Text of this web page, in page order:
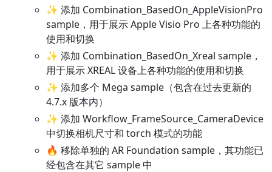
✨ 添加 Combination_BasedOn_AppleVisionPro
sample，用于展示 Apple Visio Pro 上各种功能的
使用和切换
✨ 添加 Combination_BasedOn_Xreal sample，
用于展示 XREAL 设备上各种功能的使用和切换
✨ 添加多个 Mega sample（包含在过去更新的
4.7.x 版本内）
✨ 添加 Workflow_FrameSource_CameraDevice
中切换相机尺寸和 torch 模式的功能
🔥 移除单独的 AR Foundation sample，其功能已
经包含在其它 sample 中